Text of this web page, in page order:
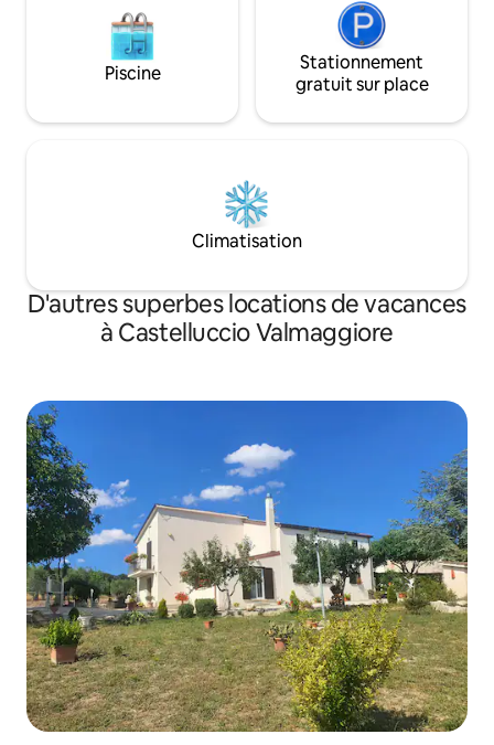
Piscine
Stationnement
gratuit sur place
Climatisation
D'autres superbes locations de vacances
à Castelluccio Valmaggiore